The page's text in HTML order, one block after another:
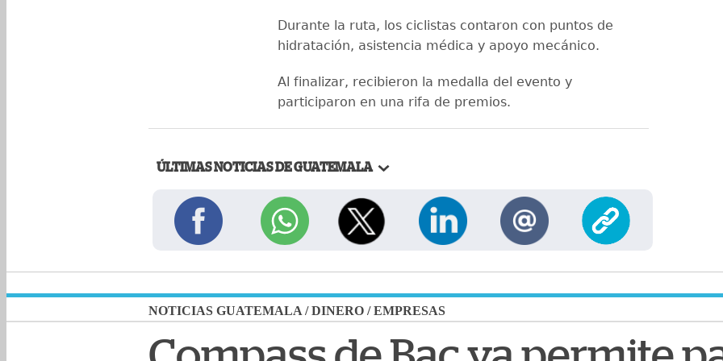
Durante la ruta, los ciclistas contaron con puntos de
hidratación, asistencia médica y apoyo mecánico.
Al finalizar, recibieron la medalla del evento y
participaron en una rifa de premios.
ÚLTIMAS NOTICIAS DE GUATEMALA
NOTICIAS GUATEMALA /DINERO /EMPRESAS